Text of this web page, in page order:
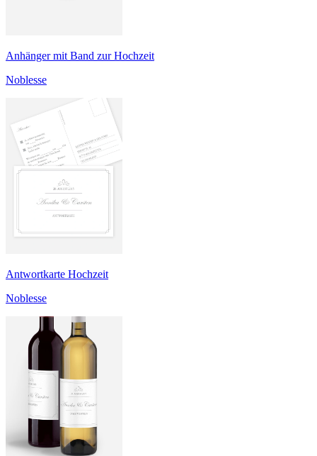
Anhänger mit Band zur Hochzeit
Noblesse
Antwortkarte Hochzeit
Noblesse